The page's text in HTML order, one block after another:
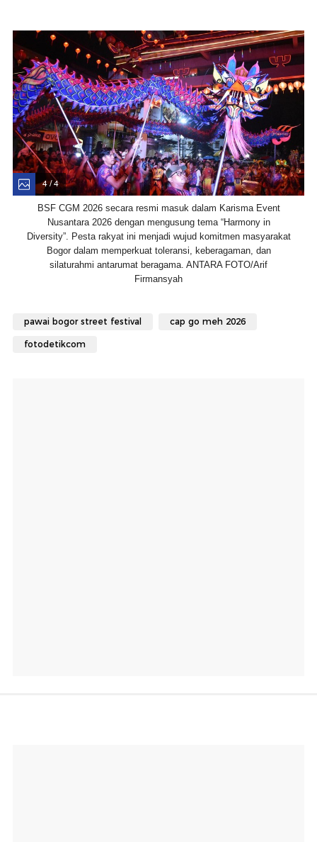
4 / 4
BSF CGM 2026 secara resmi masuk dalam Karisma Event
Nusantara 2026 dengan mengusung tema “Harmony in
Diversity”. Pesta rakyat ini menjadi wujud komitmen masyarakat
Bogor dalam memperkuat toleransi, keberagaman, dan
silaturahmi antarumat beragama. ANTARA FOTO/Arif
Firmansyah
pawai bogor street festival cap go meh 2026
fotodetikcom